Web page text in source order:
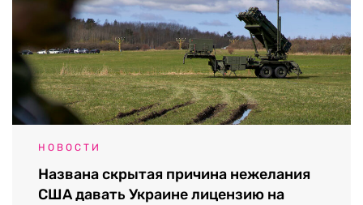
НОВОСТИ
Названа скрытая причина нежелания
США давать Украине лицензию на